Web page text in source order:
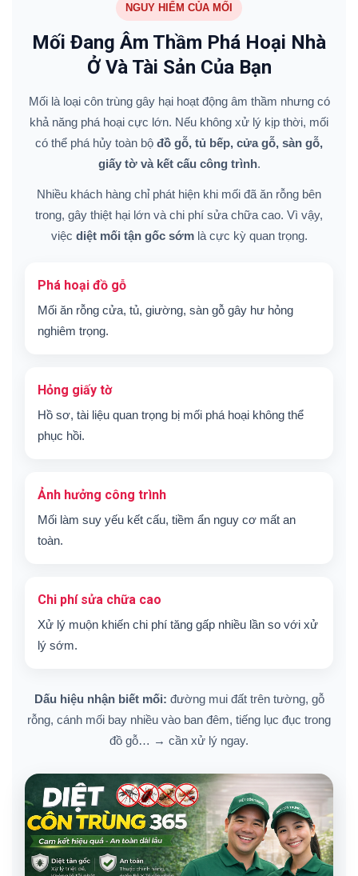
NGUY HIỂM CỦA MỐI
Mối Đang Âm Thầm Phá Hoại Nhà
Ở Và Tài Sản Của Bạn
Mối là loại côn trùng gây hại hoạt động âm thầm nhưng có
khả năng phá hoại cực lớn. Nếu không xử lý kịp thời, mối
có thể phá hủy toàn bộ đồ gỗ, tủ bếp, cửa gỗ, sàn gỗ,
giấy tờ và kết cấu công trình.
Nhiều khách hàng chỉ phát hiện khi mối đã ăn rỗng bên
trong, gây thiệt hại lớn và chi phí sửa chữa cao. Vì vậy,
việc diệt mối tận gốc sớmlà cực kỳ quan trọng.
Phá hoại đồ gỗ
Mối ăn rỗng cửa, tủ, giường, sàn gỗ gây hư hỏng
nghiêm trọng.
Hỏng giấy tờ
Hồ sơ, tài liệu quan trọng bị mối phá hoại không thể
phục hồi.
Ảnh hưởng công trình
Mối làm suy yếu kết cấu, tiềm ẩn nguy cơ mất an
toàn.
Chi phí sửa chữa cao
Xử lý muộn khiến chi phí tăng gấp nhiều lần so với xử
lý sớm.
Dấu hiệu nhận biết mối: đường mui đất trên tường, gỗ
rỗng, cánh mối bay nhiều vào ban đêm, tiếng lục đục trong
đồ gỗ… → cần xử lý ngay.